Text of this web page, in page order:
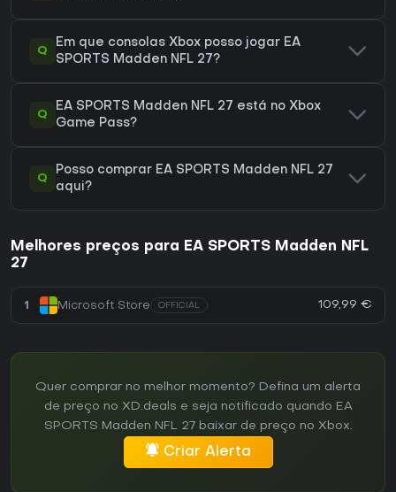
Q
Em que consolas Xbox posso jogar EA
SPORTS Madden NFL 27?
Q
EA SPORTS Madden NFL 27 está no Xbox
Game Pass?
Q
Posso comprar EA SPORTS Madden NFL 27
aqui?
Melhores preços para EA SPORTS Madden NFL
27
1 Microsoft Store OFFICIAL 109,99 €
Quer comprar no melhor momento? Defina um alerta
de preço no XD.deals e seja notificado quando EA
SPORTS Madden NFL 27 baixar de preço no Xbox.
Criar Alerta